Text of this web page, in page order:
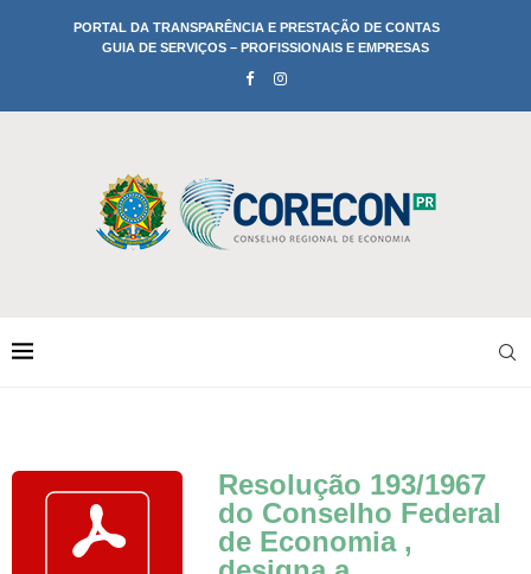
PORTAL DA TRANSPARÊNCIA E PRESTAÇÃO DE CONTAS
GUIA DE SERVIÇOS – PROFISSIONAIS E EMPRESAS
Resolução 193/1967
do Conselho Federal
de Economia ,